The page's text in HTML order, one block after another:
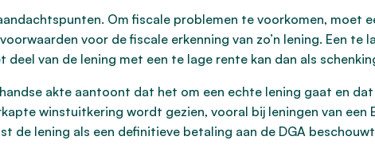
Om fiscale problemen te voorkomen, moet
voor de fiscale erkenning van zo’n lening. Een te
van de lening met een te lage rente kan dan als
akte aantoont dat het om een echte lening gaat en
winstuitkering wordt gezien, vooral bij leningen van een
de lening als een definitieve betaling aan de DGA